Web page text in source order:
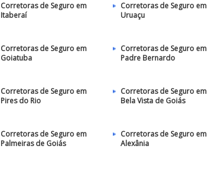
Corretoras de Seguro em
Itaberaí
Corretoras de Seguro em
Uruaçu
Corretoras de Seguro em
Goiatuba
Corretoras de Seguro em
Padre Bernardo
Corretoras de Seguro em
Pires do Rio
Corretoras de Seguro em
Bela Vista de Goiás
Corretoras de Seguro em
Palmeiras de Goiás
Corretoras de Seguro em
Alexânia